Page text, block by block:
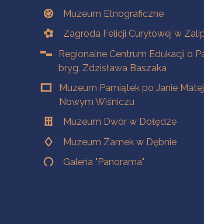
Muzeum Etnograficzne
Zagroda Felicji Curyłowej w
Regionalne Centrum Edukacji o
bryg. Zdzisława Baszaka
Muzeum Pamiątek po Janie
Nowym Wiśniczu
Muzeum Dwór w Dołędze
Muzeum Zamek w Dębnie
Galeria "Panorama"